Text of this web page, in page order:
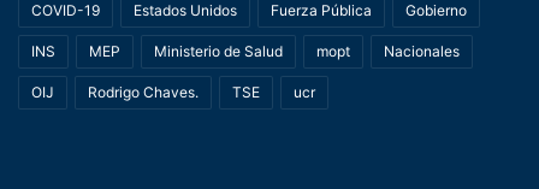
COVID-19 Estados Unidos Fuerza Pública Gobierno
INS MEP Ministerio de Salud mopt Nacionales
OIJ Rodrigo Chaves. TSE ucr